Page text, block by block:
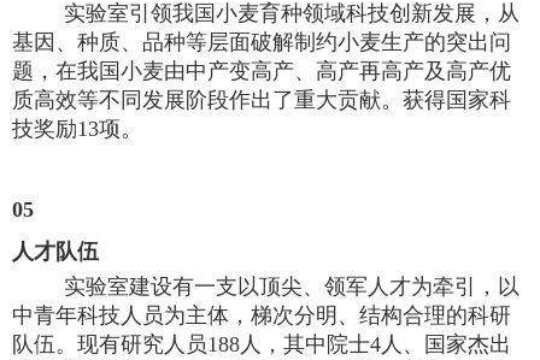
实验室引领我国小麦育种领域科技创新发展，从
基因、种质、品种等层面破解制约小麦生产的突出问
题，在我国小麦由中产变高产、高产再高产及高产优
质高效等不同发展阶段作出了重大贡献。获得国家科
技奖励13项。
05
人才队伍
实验室建设有一支以顶尖、领军人才为牵引，以
中青年科技人员为主体，梯次分明、结构合理的科研
队伍。现有研究人员188人，其中院士4人、国家杰出